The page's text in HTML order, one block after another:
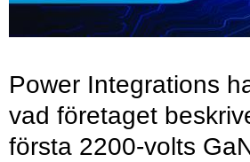
Power Integrations
vad företaget
första 2200-volts